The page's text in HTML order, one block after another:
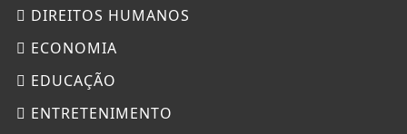
DIREITOS HUMANOS
ECONOMIA
EDUCAÇÃO
ENTRETENIMENTO